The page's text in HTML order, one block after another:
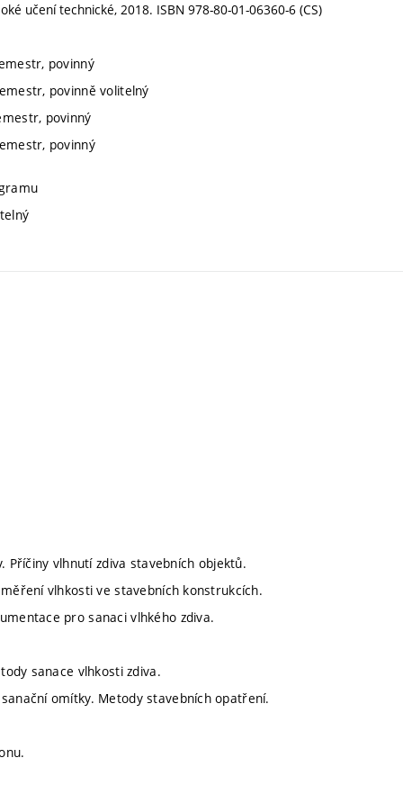
učení technické, 2018. ISBN 978-80-01-06360-6 (CS)
povinný
povinně volitelný
povinný
povinný
Příčiny vlhnutí zdiva stavebních objektů.
vlhkosti ve stavebních konstrukcích.
pro sanaci vlhkého zdiva.
sanace vlhkosti zdiva.
omítky. Metody stavebních opatření.